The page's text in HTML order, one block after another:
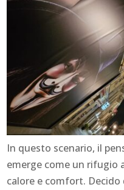
In questo scenario, il
emerge come un rifugio
calore e comfort.